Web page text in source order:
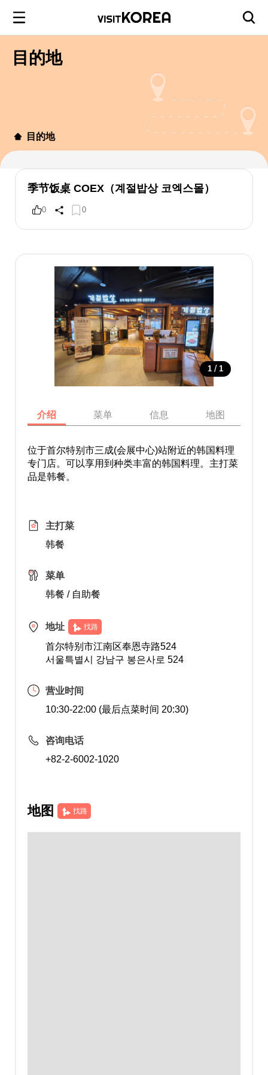
目的地
目的地
季节饭桌 COEX（계절밥상 코엑스몰）
0 0
1 / 1
介绍 菜单 信息 地图
位于首尔特别市三成(会展中心)站附近的韩国料理
专门店。可以享用到种类丰富的韩国料理。主打菜
品是韩餐。
主打菜
韩餐
菜单
韩餐 / 自助餐
地址 找路
首尔特别市江南区奉恩寺路524
서울특별시 강남구 봉은사로 524
营业时间
10:30-22:00 (最后点菜时间 20:30)
咨询电话
+82-2-6002-1020
地图 找路